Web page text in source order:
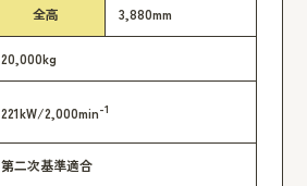
全高 3,880mm
20,000kg
221kW/2,000min-1
第二次基準適合